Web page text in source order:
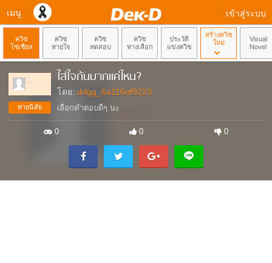
เมนู เข้าสู่ระบบ
ควิซ
โซเชียล
ควิซ
ทายใจ
ควิซ
ทดสอบ
ควิซ
ทางเลือก
ประวัติ
แข่งควิซ
สร้างควิซ
ใหม่
Visual
Novel
ทายนิสัย
ใส่ใจกันมากแค่ไหน?
โดย: ddgg_6a116ef9223
เลือกคำตอบดีๆ นะ
0 0 0